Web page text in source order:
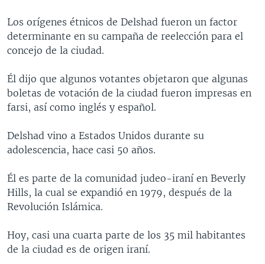
BRASIL
ENTRETENIMIENTO Y CULTURA
TECNOLOGÍA
CIENCIA Y SALUD
VIDEOS
FOTOGRAFÍA
PROGRAMAS TV
EL MUNDO AL DÍA
VISIÓN 360
LAS CLAVES
PANORAMA
RADIO
AUDIONOTICIAS
BUENOS DÍAS AMÉRICA
ESTADOS UNIDOS AL DÍA
EL MUNDO AL DÍA [RADIO]
FORO [RADIO]
DEPORTIVO INTERNACIONAL
ENTRETENIMIENTO
DIRECT
DOCUMENTALES DE LA VOA
SÍGANOS
Idiomas
Los orígenes étnicos de Delshad fueron un factor
determinante en su campaña de reelección para el
concejo de la ciudad.
Él dijo que algunos votantes objetaron que algunas
boletas de votación de la ciudad fueron impresas en
farsi, así como inglés y español.
Delshad vino a Estados Unidos durante su
adolescencia, hace casi 50 años.
Él es parte de la comunidad judeo-iraní en Beverly
Hills, la cual se expandió en 1979, después de la
Revolución Islámica.
Hoy, casi una cuarta parte de los 35 mil habitantes
de la ciudad es de origen iraní.